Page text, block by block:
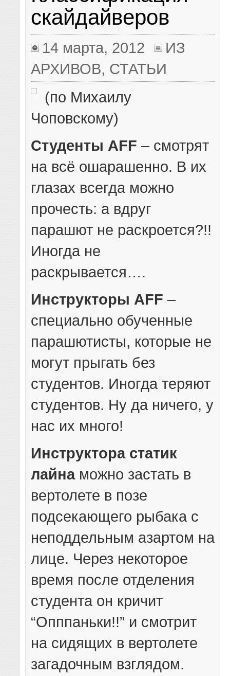
скайдайверов
14 марта, 2012
ИЗ
АРХИВОВ, СТАТЬИ
(по Михаилу
Чоповскому)
Студенты AFF – смотрят
на всё ошарашенно. В их
глазах всегда можно
прочесть: а вдруг
парашют не раскроется?!!
Иногда не
раскрывается….
Инструкторы AFF –
специально обученные
парашютисты, которые не
могут прыгать без
студентов. Иногда теряют
студентов. Ну да ничего, у
нас их много!
Инструктора статик
лайнаможно застать в
вертолете в позе
подсекающего рыбака с
неподдельным азартом на
лице. Через некоторое
время после отделения
студента он кричит
“Опппаньки!!” и смотрит
на сидящих в вертолете
загадочным взглядом.